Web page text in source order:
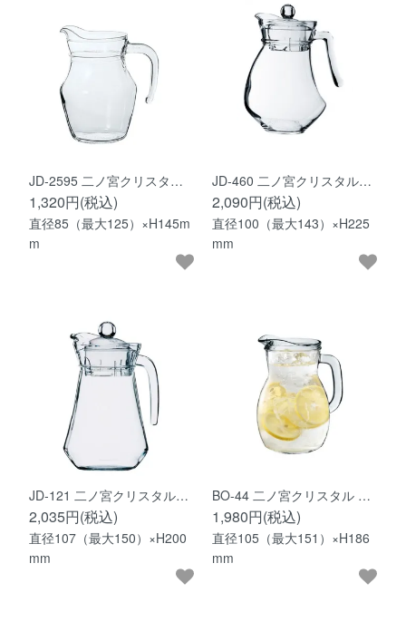
JD-2595 二ノ宮クリスタ…
1,320円(税込)
直径85（最大125）×H145m
m
JD-460 二ノ宮クリスタル…
2,090円(税込)
直径100（最大143）×H225
mm
JD-121 二ノ宮クリスタル…
2,035円(税込)
直径107（最大150）×H200
mm
BO-44 二ノ宮クリスタル …
1,980円(税込)
直径105（最大151）×H186
mm